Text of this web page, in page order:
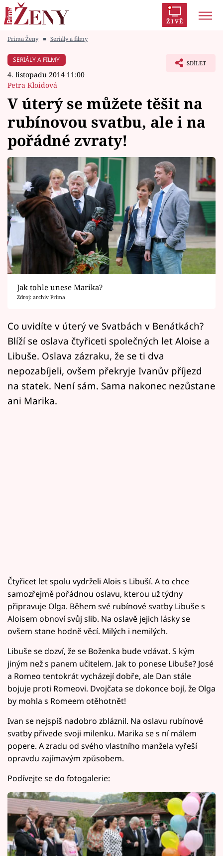
ŽIVĚ
Módní alarm
Témata
Celebrity
Vztahy
Seriály
Horoskopy
Sledujte prima+
Filmový festival Karlovy Vary
Pořady
Mámy sobě
Přihlášení
Sledujte nás
Prima Ženy ■ Seriály a filmy
SERIÁLY A FILMY
4. listopadu 2014 11:00
Petra Kloidová
SDÍLET
V úterý se můžete těšit na
rubínovou svatbu, ale i na
pořádné zvraty!
Jak tohle unese Marika?
Zdroj: archiv Prima
Co uvidíte v úterý ve Svatbách v Benátkách?
Blíží se oslava čtyřiceti společných let Aloise a
Libuše. Oslava zázraku, že se ti dva
nepozabíjeli, ovšem překryje Ivanův příjezd
na statek. Není sám. Sama nakonec nezůstane
ani Marika.
Čtyřicet let spolu vydrželi Alois s Libuší. A to chce
samozřejmě pořádnou oslavu, kterou už týdny
připravuje Olga. Během své rubínové svatby Libuše s
Aloisem obnoví svůj slib. Na oslavě jejich lásky se
ovšem stane hodně věcí. Milých i nemilých.
Libuše se dozví, že se Boženka bude vdávat. S kým
jiným než s panem učitelem. Jak to ponese Libuše? José
a Romeo tentokrát vycházejí dobře, ale Dan stále
bojuje proti Romeovi. Dvojčata se dokonce bojí, že Olga
by mohla s Romeem otěhotnět!
Ivan se nejspíš nadobro zbláznil. Na oslavu rubínové
svatby přivede svoji milenku. Marika se s ní málem
popere. A zradu od svého vlastního manžela vyřeší
opravdu zajímavým způsobem.
Podívejte se do fotogalerie: